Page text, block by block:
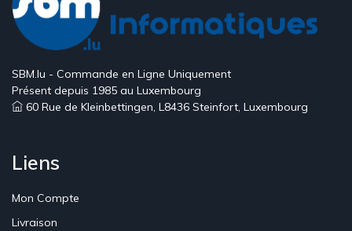
SBM.lu - Commande en Ligne Uniquement
Présent depuis 1985 au Luxembourg
60 Rue de Kleinbettingen, L8436 Steinfort, Luxembourg
Liens
Mon Compte
Livraison